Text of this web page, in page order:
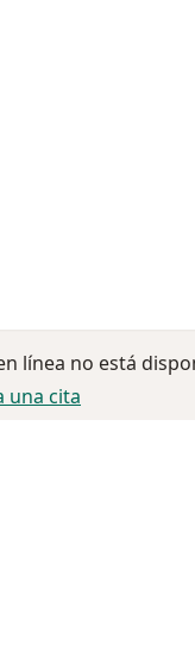
línea no está
una cita